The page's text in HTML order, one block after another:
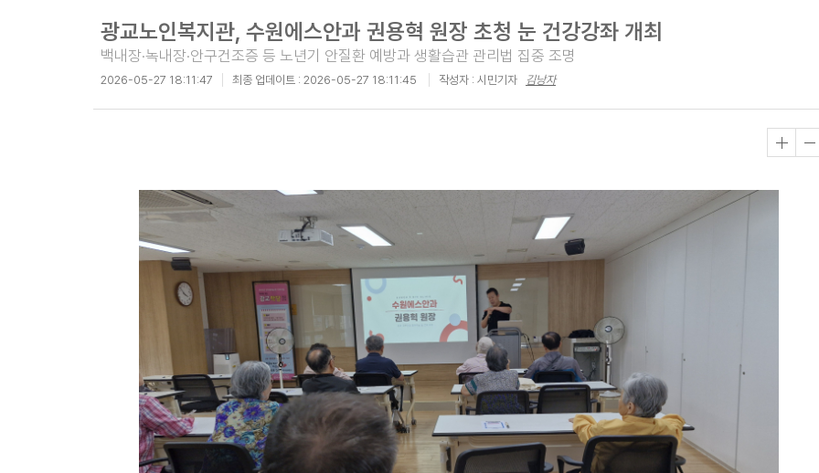
광교노인복지관, 수원에스안과 권용혁 원장 초청 눈 건강강좌 개최
백내장·녹내장·안구건조증 등 노년기 안질환 예방과 생활습관 관리법 집중 조명
2026-05-27 18:11:47 최종 업데이트 : 2026-05-27 18:11:45 작성자 : 시민기자 김낭자